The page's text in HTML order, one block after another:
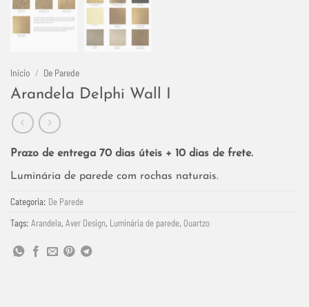
Início / De Parede
Arandela Delphi Wall I
Prazo de entrega 70 dias úteis + 10 dias de frete.
Luminária de parede com rochas naturais.
Categoria: De Parede
Tags: Arandela, Aver Design, Luminária de parede, Quartzo